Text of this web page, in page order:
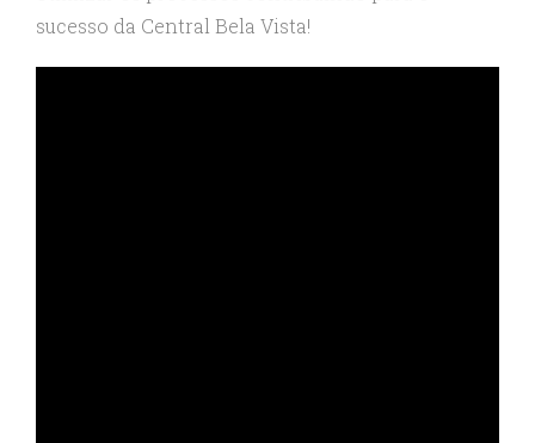
sucesso da Central Bela Vista!